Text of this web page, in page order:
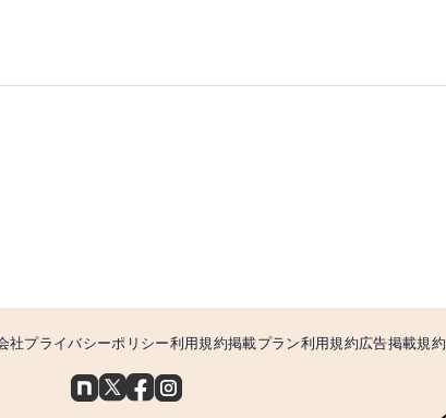
社プライバシーポリシー利用規約掲載プラン利用規約広告掲載規約